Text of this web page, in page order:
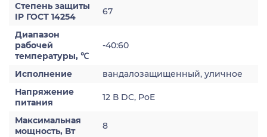
Степень защиты
IP ГОСТ 14254
67
Диапазон
рабочей
температуры, ℃
-40:60
Исполнение
вандалозащищенный, уличное
Напряжение
питания
12 В DC, PoE
Максимальная
мощность, Вт
8